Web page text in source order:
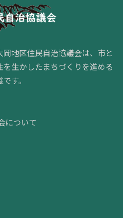
地区住民自治協議会は、市と
生かしたまちづくりを進める
す。
について